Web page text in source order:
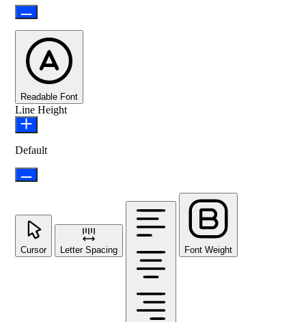
Readable Font
Line Height
Default
Cursor Letter Spacing Font Weight